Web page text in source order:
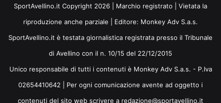
SportAvellino.it Copyright 2026 | Marchio registrato | Vietata la
riproduzione anche parziale | Editore: Monkey Adv S.a.s.
SportAvellino.it è testata giornalistica registrata presso il Tribunale
di Avellino con il n. 10/15 del 22/12/2015
Unico responsabile di tutti i contenuti è Monkey Adv S.a.s. - P.Iva
02654410642 | Per ogni comunicazione avente ad oggetto i
contenuti del sito web scrivere a redazione@sportavellino.it